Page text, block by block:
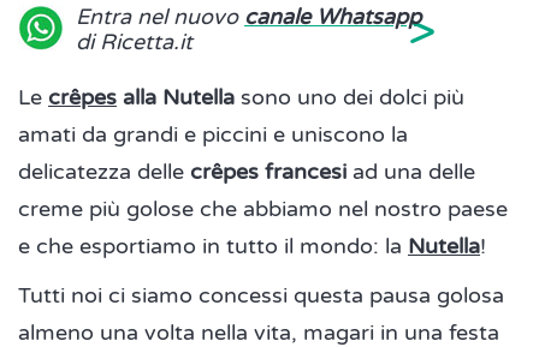
Entra nel nuovo canale Whatsapp
di Ricetta.it
>
Le crêpes alla Nutella sono uno dei dolci più
amati da grandi e piccini e uniscono la
delicatezza delle crêpes francesi ad una delle
creme più golose che abbiamo nel nostro paese
e che esportiamo in tutto il mondo: la Nutella!
Tutti noi ci siamo concessi questa pausa golosa
almeno una volta nella vita, magari in una festa